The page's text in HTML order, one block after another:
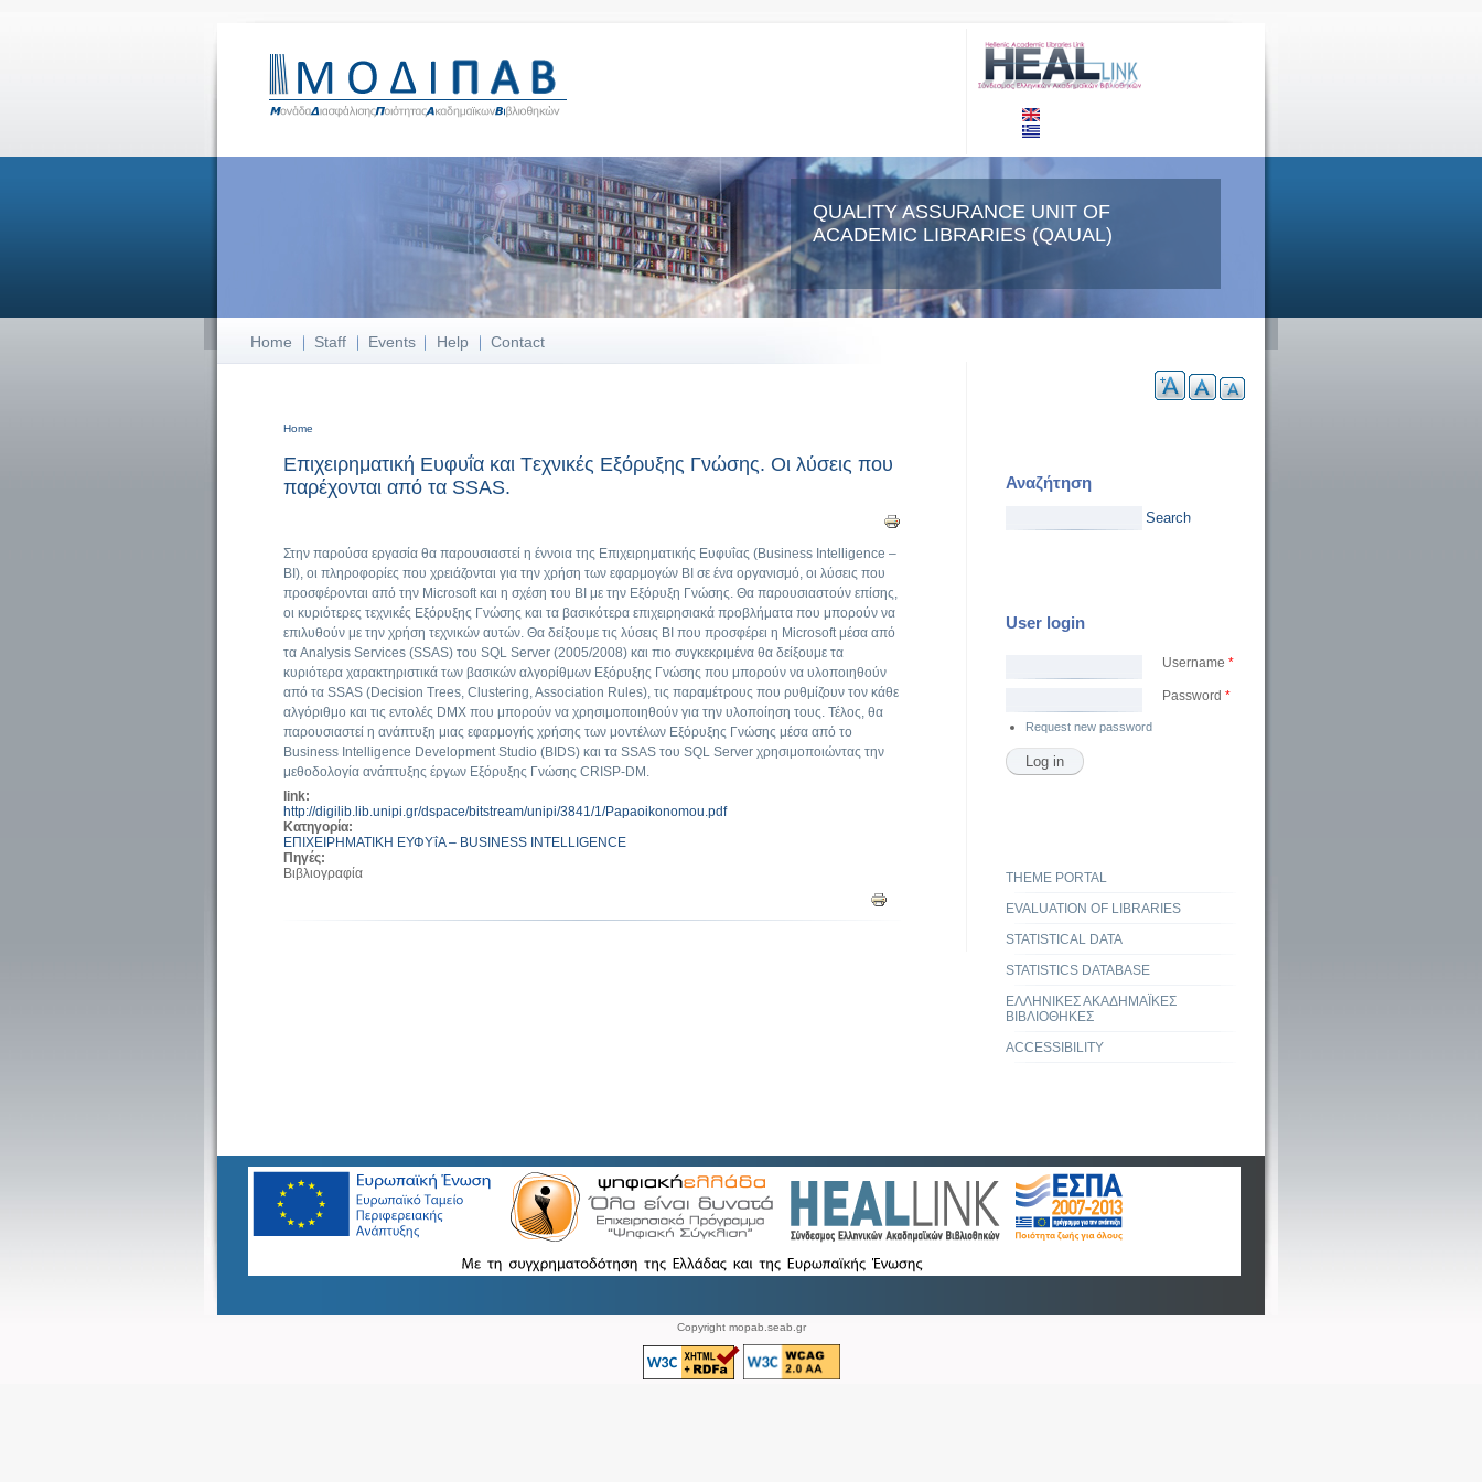
QUALITY ASSURANCE UNIT OF
ACADEMIC LIBRARIES (QAUAL)
Home Staff Events Help Contact
Home
Επιχειρηματική Eυφυΐα και Tεχνικές Εξόρυξης Γνώσης. Οι λύσεις που
παρέχονται από τα SSAS.
Στην παρούσα εργασία θα παρουσιαστεί η έννοια της Επιχειρηματικής Ευφυΐας (Business Intelligence –
BI), οι πληροφορίες που χρειάζονται για την χρήση των εφαρμογών BI σε ένα οργανισμό, οι λύσεις που
προσφέρονται από την Microsoft και η σχέση του BI με την Εξόρυξη Γνώσης. Θα παρουσιαστούν επίσης,
οι κυριότερες τεχνικές Εξόρυξης Γνώσης και τα βασικότερα επιχειρησιακά προβλήματα που μπορούν να
επιλυθούν με την χρήση τεχνικών αυτών. Θα δείξουμε τις λύσεις BI που προσφέρει η Microsoft μέσα από
τα Analysis Services (SSAS) του SQL Server (2005/2008) και πιο συγκεκριμένα θα δείξουμε τα
κυριότερα χαρακτηριστικά των βασικών αλγορίθμων Εξόρυξης Γνώσης που μπορούν να υλοποιηθούν
από τα SSAS (Decision Trees, Clustering, Association Rules), τις παραμέτρους που ρυθμίζουν τον κάθε
αλγόριθμο και τις εντολές DMX που μπορούν να χρησιμοποιηθούν για την υλοποίηση τους. Τέλος, θα
παρουσιαστεί η ανάπτυξη μιας εφαρμογής χρήσης των μοντέλων Εξόρυξης Γνώσης μέσα από το
Business Intelligence Development Studio (BIDS) και τα SSAS του SQL Server χρησιμοποιώντας την
μεθοδολογία ανάπτυξης έργων Εξόρυξης Γνώσης CRISP-DM.
link:
http://digilib.lib.unipi.gr/dspace/bitstream/unipi/3841/1/Papaoikonomou.pdf
Κατηγορία:
ΕΠΙΧΕΙΡΗΜΑΤΙΚΗ ΕΥΦΥΐΑ – BUSINESS INTELLIGENCE
Πηγές:
Βιβλιογραφία
Αναζήτηση
User login
Username *
Password *
Request new password
THEME PORTAL
EVALUATION OF LIBRARIES
STATISTICAL DATA
STATISTICS DATABASE
ΕΛΛΗΝΙΚΕΣ ΑΚΑΔΗΜΑΪΚΕΣ
ΒΙΒΛΙΟΘΗΚΕΣ
ACCESSIBILITY
Copyright mopab.seab.gr